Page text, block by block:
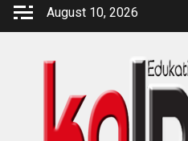
Skip
August 10, 2026